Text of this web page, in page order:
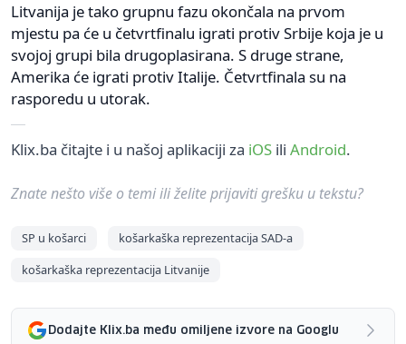
Litvanija je tako grupnu fazu okončala na prvom
mjestu pa će u četvrtfinalu igrati protiv Srbije koja je u
svojoj grupi bila drugoplasirana. S druge strane,
Amerika će igrati protiv Italije. Četvrtfinala su na
rasporedu u utorak.
Klix.ba čitajte i u našoj aplikaciji za iOS ili Android.
Znate nešto više o temi ili želite prijaviti grešku u tekstu?
SP u košarci
košarkaška reprezentacija SAD-a
košarkaška reprezentacija Litvanije
Dodajte Klix.ba među omiljene izvore na Googlu